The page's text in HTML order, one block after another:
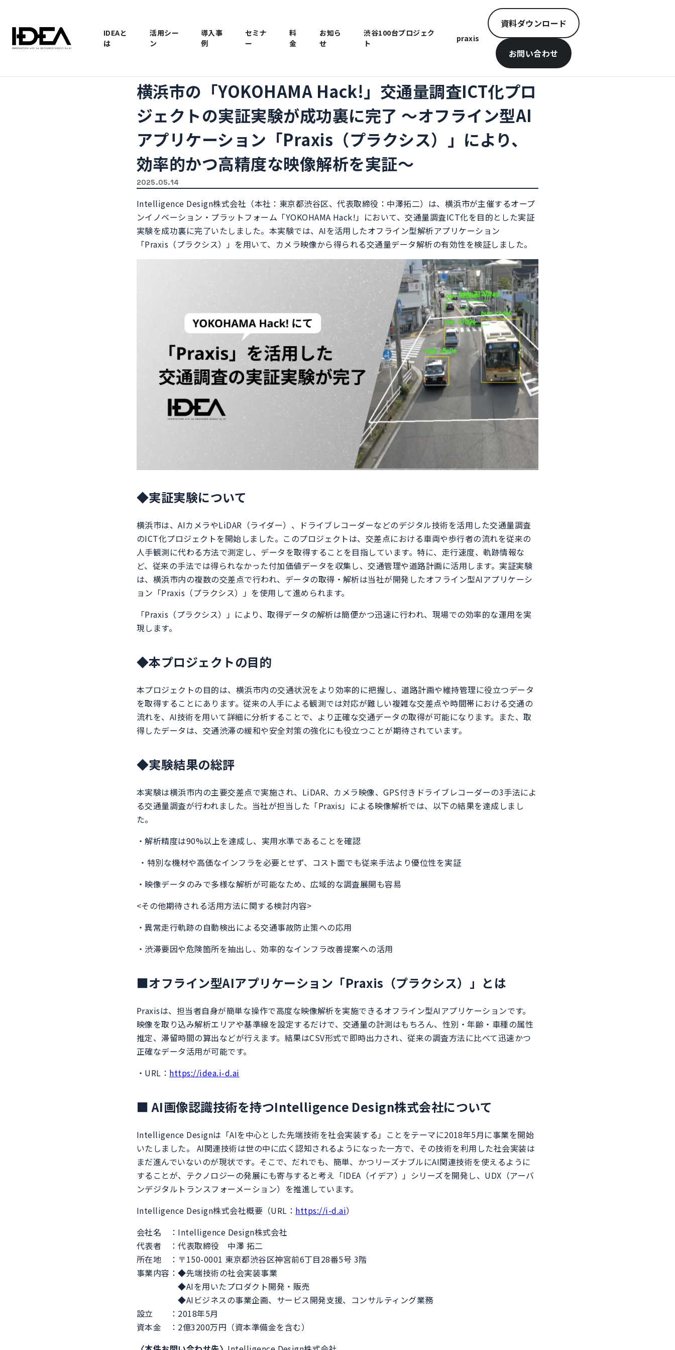
IDEAと
は
活用シー
ン
導入事
例
セミナ
ー
料
金
お知ら
せ
渋谷100台プロジェク
ト
praxis
資料ダウンロード
お問い合わせ
横浜市の「YOKOHAMA Hack!」交通量調査ICT化プロ
ジェクトの実証実験が成功裏に完了 ～オフライン型AI
アプリケーション「Praxis（プラクシス）」により、
効率的かつ高精度な映像解析を実証～
2025.05.14
Intelligence Design株式会社（本社：東京都渋谷区、代表取締役：中澤拓二）は、横浜市が主催するオープ
ンイノベーション・プラットフォーム「YOKOHAMA Hack!」において、交通量調査ICT化を目的とした実証
実験を成功裏に完了いたしました。本実験では、AIを活用したオフライン型解析アプリケーション
「Praxis（プラクシス）」を用いて、カメラ映像から得られる交通量データ解析の有効性を検証しました。
◆実証実験について
横浜市は、AIカメラやLiDAR（ライダー）、ドライブレコーダーなどのデジタル技術を活用した交通量調査
のICT化プロジェクトを開始しました。このプロジェクトは、交差点における車両や歩行者の流れを従来の
人手観測に代わる方法で測定し、データを取得することを目指しています。特に、走行速度、軌跡情報な
ど、従来の手法では得られなかった付加価値データを収集し、交通管理や道路計画に活用します。実証実験
は、横浜市内の複数の交差点で行われ、データの取得・解析は当社が開発したオフライン型AIアプリケーシ
ョン「Praxis（プラクシス）」を使用して進められます。
「Praxis（プラクシス）」により、取得データの解析は簡便かつ迅速に行われ、現場での効率的な運用を実
現します。
◆本プロジェクトの目的
本プロジェクトの目的は、横浜市内の交通状況をより効率的に把握し、道路計画や維持管理に役立つデータ
を取得することにあります。従来の人手による観測では対応が難しい複雑な交差点や時間帯における交通の
流れを、AI技術を用いて詳細に分析することで、より正確な交通データの取得が可能になります。また、取
得したデータは、交通渋滞の緩和や安全対策の強化にも役立つことが期待されています。
◆実験結果の総評
本実験は横浜市内の主要交差点で実施され、LiDAR、カメラ映像、GPS付きドライブレコーダーの3手法によ
る交通量調査が行われました。当社が担当した「Praxis」による映像解析では、以下の結果を達成しまし
た。
・解析精度は90%以上を達成し、実用水準であることを確認
・特別な機材や高価なインフラを必要とせず、コスト面でも従来手法より優位性を実証
・映像データのみで多様な解析が可能なため、広域的な調査展開も容易
<その他期待される活用方法に関する検討内容>
・異常走行軌跡の自動検出による交通事故防止策への応用
・渋滞要因や危険箇所を抽出し、効率的なインフラ改善提案への活用
■オフライン型AIアプリケーション「Praxis（プラクシス）」とは
Praxisは、担当者自身が簡単な操作で高度な映像解析を実施できるオフライン型AIアプリケーションです。
映像を取り込み解析エリアや基準線を設定するだけで、交通量の計測はもちろん、性別・年齢・車種の属性
推定、滞留時間の算出などが行えます。結果はCSV形式で即時出力され、従来の調査方法に比べて迅速かつ
正確なデータ活用が可能です。
・URL： https://idea.i-d.ai
■ AI画像認識技術を持つIntelligence Design株式会社について
Intelligence Designは「AIを中心とした先端技術を社会実装する」ことをテーマに2018年5月に事業を開始
いたしました。 AI関連技術は世の中に広く認知されるようになった一方で、その技術を利用した社会実装は
まだ進んでいないのが現状です。そこで、だれでも、簡単、かつリーズナブルにAI関連技術を使えるように
することが、テクノロジーの発展にも寄与すると考え「IDEA（イデア）」シリーズを開発し、UDX（アーバ
ンデジタルトランスフォーメーション）を推進しています。
Intelligence Design株式会社概要（URL： https://i-d.ai）
会社名 ：Intelligence Design株式会社
代表者 ：代表取締役 中澤 拓二
所在地 ：〒150-0001 東京都渋谷区神宮前6丁目28番5号 3階
事業内容：◆先端技術の社会実装事業
◆AIを用いたプロダクト開発・販売
◆AIビジネスの事業企画、サービス開発支援、コンサルティング業務
設立 ：2018年5月
資本金 ：2億3200万円（資本準備金を含む）